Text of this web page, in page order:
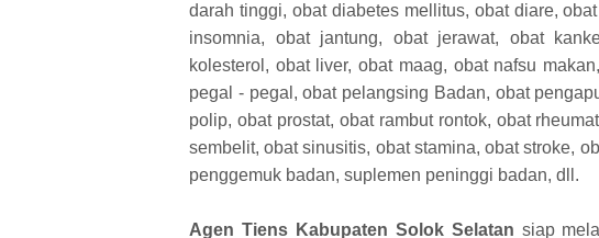
darah tinggi, obat diabetes mellitus, obat diare,
insomnia, obat jantung, obat jerawat, obat
kolesterol, obat liver, obat maag, obat nafsu
pegal - pegal, obat pelangsing Badan, obat
polip, obat prostat, obat rambut rontok, obat
sembelit, obat sinusitis, obat stamina, obat stroke,
penggemuk badan, suplemen peninggi badan, dll.
Agen Tiens Kabupaten Solok Selatan siap